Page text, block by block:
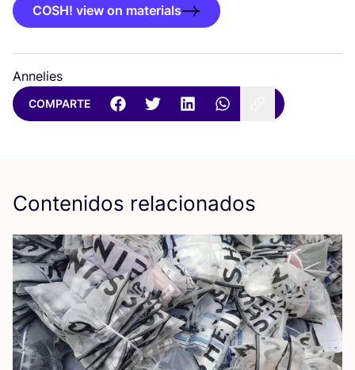
COSH! view on materials
Annelies
COMPARTE
Contenidos relacionados